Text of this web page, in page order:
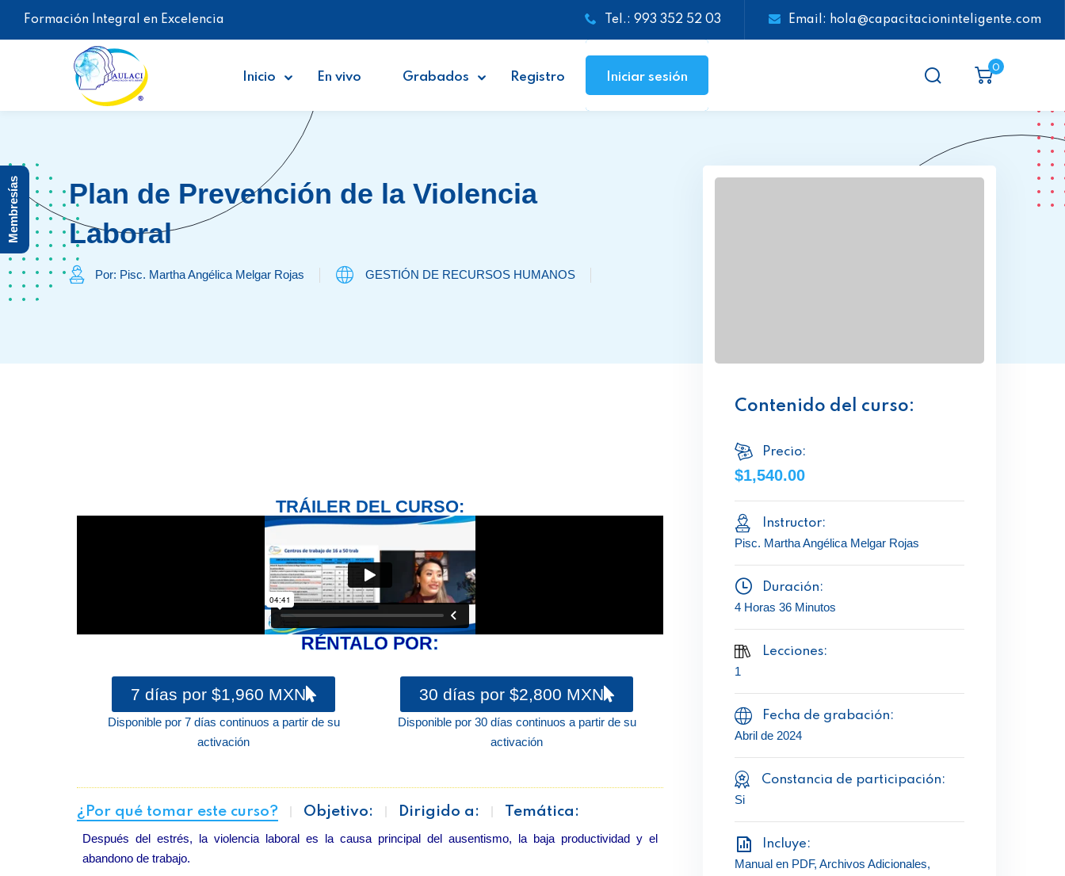
Formación Integral en Excelencia Tel.: 993 352 52 03 Email: hola@capacitacioninteligente.com
Inicio En vivo Grabados Registro Iniciar sesión
0
Plan de Prevención de la Violencia
Laboral
Por: Pisc. Martha Angélica Melgar Rojas GESTIÓN DE RECURSOS HUMANOS
TRÁILER DEL CURSO:
RÉNTALO POR:
7 días por $1,960 MXN
Disponible por 7 días continuos a partir de su
activación
30 días por $2,800 MXN
Disponible por 30 días continuos a partir de su
activación
¿Por qué tomar este curso? Objetivo: Dirigido a: Temática:
Después del estrés, la violencia laboral es la causa principal del ausentismo, la baja productividad y el
abandono de trabajo.
Contenido del curso:
Precio:
$1,540.00
Instructor:
Pisc. Martha Angélica Melgar Rojas
Duración:
4 Horas 36 Minutos
Lecciones:
1
Fecha de grabación:
Abril de 2024
Constancia de participación:
Si
Incluye:
Manual en PDF, Archivos Adicionales,
Membresías